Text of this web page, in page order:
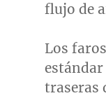
flujo de
Los
estándar
traseras